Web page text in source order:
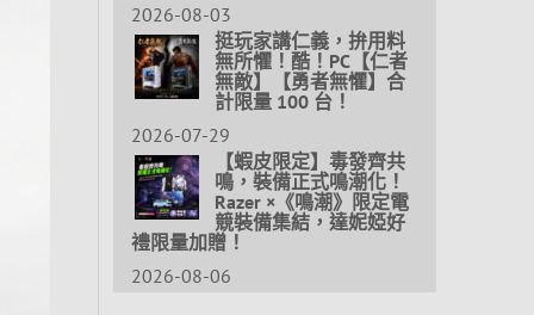
2026-08-03
挺玩家講仁義，拚用料
無所懼！酷！PC【仁者
無敵】【勇者無懼】合
計限量 100 台！
2026-07-29
【蝦皮限定】毒發齊共
鳴，裝備正式鳴潮化！
Razer ×《鳴潮》限定電
競裝備集結，達妮婭好
禮限量加贈！
2026-08-06